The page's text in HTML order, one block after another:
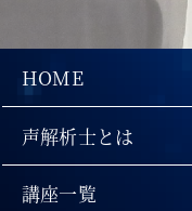
HOME
声解析士とは
講座一覧